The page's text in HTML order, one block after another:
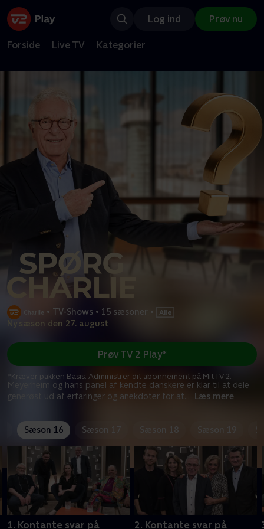
Log ind Prøv nu
Forside Live TV Kategorier
• TV-Shows • 15 sæsoner •
Ny sæson den 27. august
Meyerheim og hans panel af kendte danskere er klar til at dele
generøst ud af erfaringer og anekdoter for at... Læs mere
Prøv TV 2 Play*
*Kræver pakken Basis. Administrer dit abonnement på Mit TV 2.
Sæson 16 Sæson 17 Sæson 18 Sæson 19
1. Kontante svar på
2. Kontante svar på